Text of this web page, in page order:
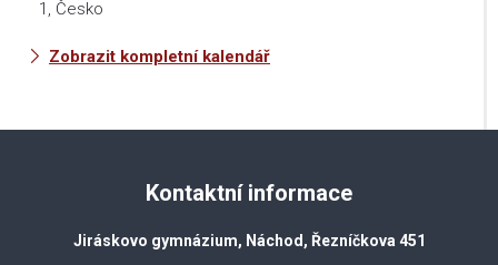
1, Česko
Zobrazit kompletní kalendář
Kontaktní informace
Jiráskovo gymnázium, Náchod, Řezníčkova 451